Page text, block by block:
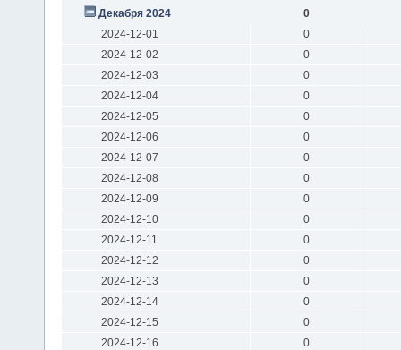
Декабря 2024
0
2024-12-01
0
2024-12-02
0
2024-12-03
0
2024-12-04
0
2024-12-05
0
2024-12-06
0
2024-12-07
0
2024-12-08
0
2024-12-09
0
2024-12-10
0
2024-12-11
0
2024-12-12
0
2024-12-13
0
2024-12-14
0
2024-12-15
0
2024-12-16
0